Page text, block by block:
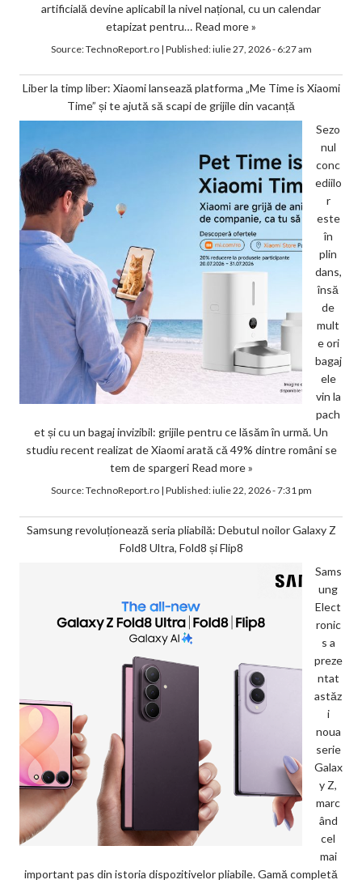
artificială devine aplicabil la nivel național, cu un calendar
etapizat pentru… Read more »
Source:TechnoReport.ro| Published:iulie 27, 2026 - 6:27 am
Liber la timp liber: Xiaomi lansează platforma „Me Time is Xiaomi
Time” și te ajută să scapi de grijile din vacanță
Sezo
nul
conc
ediilo
r
este
în
plin
dans,
însă
de
mult
e ori
bagaj
ele
vin la
pach
et și cu un bagaj invizibil: grijile pentru ce lăsăm în urmă. Un
studiu recent realizat de Xiaomi arată că 49% dintre români se
tem de spargeri Read more »
Source:TechnoReport.ro| Published:iulie 22, 2026 - 7:31 pm
Samsung revoluționează seria pliabilă: Debutul noilor Galaxy Z
Fold8 Ultra, Fold8 și Flip8
Sams
ung
Elect
ronic
s a
preze
ntat
astăz
i
noua
serie
Galax
y Z,
marc
ând
cel
mai
important pas din istoria dispozitivelor pliabile. Gamă completă